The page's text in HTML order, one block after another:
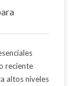
reciente
altos niveles